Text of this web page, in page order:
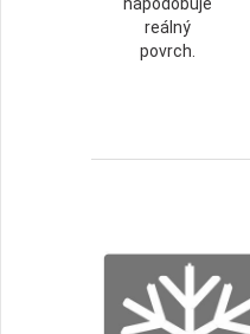
napodobuje
reálný
povrch.